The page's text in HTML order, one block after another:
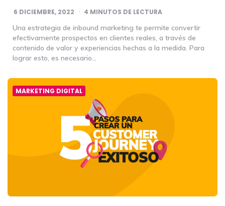
6 DICIEMBRE, 2022 4 MINUTOS DE LECTURA
Una estrategia de inbound marketing te permite convertir
efectivamente prospectos en clientes reales, a través de
contenido de valor y experiencias hechas a la medida. Para
lograr esto, es necesario…
MARKETING DIGITAL